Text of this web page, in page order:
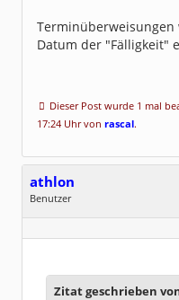
Datum der "Fälligkeit"
Dieser Post wurde 1 mal
17:24 Uhr von rascal.
athlon
Benutzer
Geschlecht:
keine Angabe
Dabei seit:
03 / 2004
Zitat geschrieben